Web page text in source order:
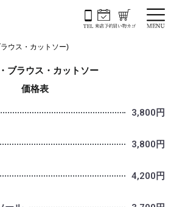
ウス・カットソー)
ブラウス・カットソー
価格表
3,800円
3,800円
4,200円